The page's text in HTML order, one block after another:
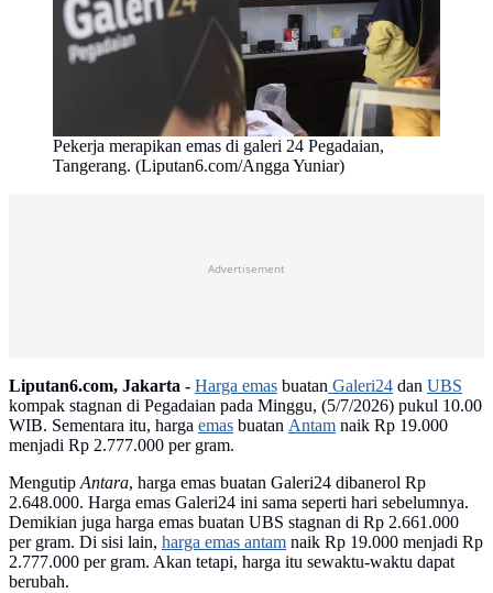
Pekerja merapikan emas di galeri 24 Pegadaian,
Tangerang. (Liputan6.com/Angga Yuniar)
Advertisement
Liputan6.com, Jakarta - Harga emas buatan Galeri24 dan UBS
kompak stagnan di Pegadaian pada Minggu, (5/7/2026) pukul 10.00
WIB. Sementara itu, harga emas buatan Antam naik Rp 19.000
menjadi Rp 2.777.000 per gram.
MengutipAntara, harga emas buatan Galeri24 dibanerol Rp
2.648.000. Harga emas Galeri24 ini sama seperti hari sebelumnya.
Demikian juga harga emas buatan UBS stagnan di Rp 2.661.000
per gram. Di sisi lain, harga emas antam naik Rp 19.000 menjadi Rp
2.777.000 per gram. Akan tetapi, harga itu sewaktu-waktu dapat
berubah.